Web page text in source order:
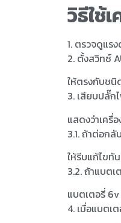
วิธีใช้
1. ตรวจดูแร
2. ตั้งสวิทซ์
ให้ตรงกับชนิ
3. เสียบปลั๊ก
แสดงว่าเครื่
3.1. ถ้าต่อกลั
ให้รีบแก้ไขทั
3.2. ถ้าแบตเ
แบตเตอรี่ 6v
4. เมื่อแบตเ